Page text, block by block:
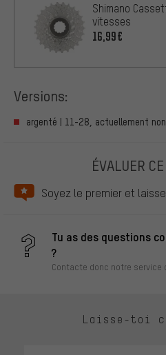
Shimano
vitesses
16,99€
Versions:
argenté | 11-28, actuellement
ÉVALUER
Soyez le premier et
Tu as des questions
?
Contacte donc notre service
Laisse-toi